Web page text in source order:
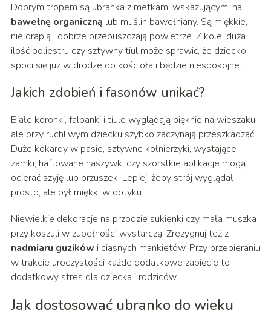
Dobrym tropem są ubranka z metkami wskazującymi na
bawełnę organiczną lub muślin bawełniany. Są miękkie,
nie drapią i dobrze przepuszczają powietrze. Z kolei duża
ilość poliestru czy sztywny tiul może sprawić, że dziecko
spoci się już w drodze do kościoła i będzie niespokojne.
Jakich zdobień i fasonów unikać?
Białe koronki, falbanki i tiule wyglądają pięknie na wieszaku,
ale przy ruchliwym dziecku szybko zaczynają przeszkadzać.
Duże kokardy w pasie, sztywne kołnierzyki, wystające
zamki, haftowane naszywki czy szorstkie aplikacje mogą
ocierać szyję lub brzuszek. Lepiej, żeby strój wyglądał
prosto, ale był miękki w dotyku.
Niewielkie dekoracje na przodzie sukienki czy mała muszka
przy koszuli w zupełności wystarczą. Zrezygnuj też z
nadmiaru guzików i ciasnych mankietów. Przy przebieraniu
w trakcie uroczystości każde dodatkowe zapięcie to
dodatkowy stres dla dziecka i rodziców.
Jak dostosować ubranko do wieku